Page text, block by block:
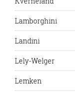
Lamborghini
Landini
Lely-Welger
Lemken